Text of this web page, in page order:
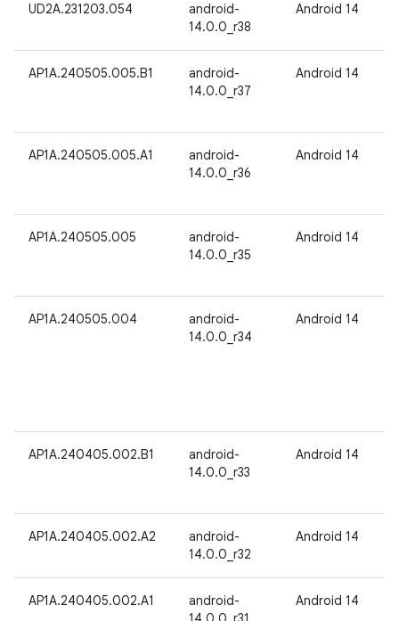
UD2A.231203.054
android-
14.0.0_r38
Android 14
AP1A.240505.005.B1
android-
14.0.0_r37
Android 14
AP1A.240505.005.A1
android-
14.0.0_r36
Android 14
AP1A.240505.005
android-
14.0.0_r35
Android 14
AP1A.240505.004
android-
14.0.0_r34
Android 14
AP1A.240405.002.B1
android-
14.0.0_r33
Android 14
AP1A.240405.002.A2
android-
14.0.0_r32
Android 14
AP1A.240405.002.A1
android-
Android 14